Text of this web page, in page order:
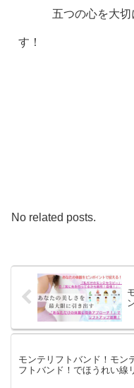
五つの心を大切に
す！
No related posts.
モンテリフトバンド！モン
フトバンド！でほうれい線